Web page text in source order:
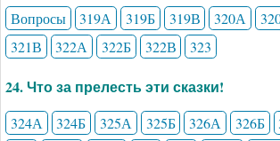
Вопросы 319А 319Б 319В 320А
321В
322А 322Б 322В 323
24. Что за прелесть эти сказки!
324А 324Б 325А 325Б 326А 326Б